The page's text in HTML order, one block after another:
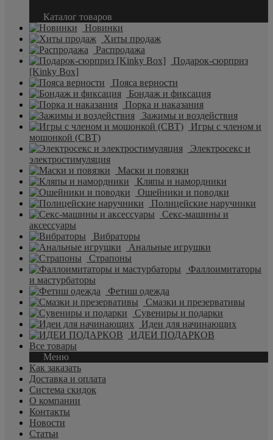
Каталог товаров
Новинки
Хиты продаж
Распродажа
Подарок-сюрприз
[Kinky Box]
Пояса верности
Бондаж и фиксация
Порка и наказания
Зажимы и воздействия
Игры с членом и
мошонкой (CBT)
Электросекс и
электростимуляция
Маски и повязки
Кляпы и намордники
Ошейники и поводки
Полицейские наручники
Секс-машины и
аксессуары
Вибраторы
Анальные игрушки
Страпоны
Фаллоимитаторы
и мастурбаторы
Фетиш одежда
Смазки и презервативы
Сувениры и подарки
Идеи для начинающих
ИДЕИ ПОДАРКОВ
Все товары
Меню
Как заказать
Доставка и оплата
Система скидок
О компании
Контакты
Новости
Статьи